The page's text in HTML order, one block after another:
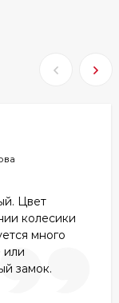
Цвет
колесики
много
или
замок.